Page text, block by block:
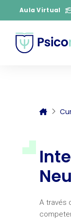
Aula Virtual
A través